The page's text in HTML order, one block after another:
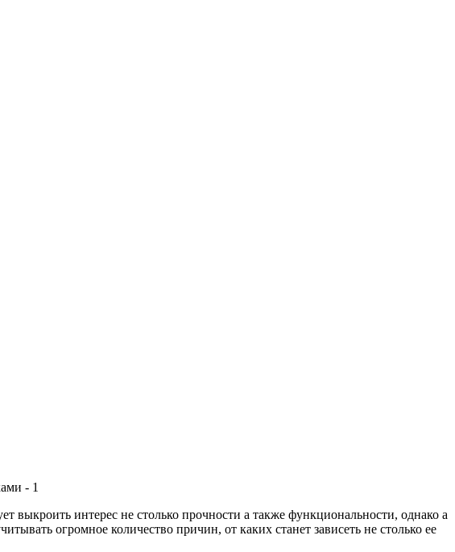
выкроить интерес не столько прочности а также функциональности, однако а
огромное количество причин, от каких станет зависеть не столько ее